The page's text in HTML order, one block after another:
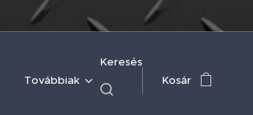
Továbbiak
Keresés
Kosár